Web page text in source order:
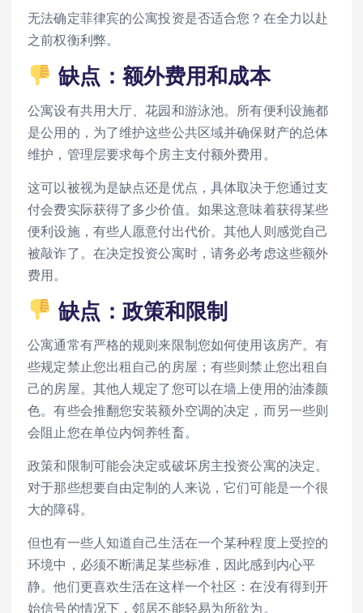
无法确定菲律宾的公寓投资是否适合您？在全力以赴
之前权衡利弊。
缺点：额外费用和成本
公寓设有共用大厅、花园和游泳池。所有便利设施都
是公用的，为了维护这些公共区域并确保财产的总体
维护，管理层要求每个房主支付额外费用。
这可以被视为是缺点还是优点，具体取决于您通过支
付会费实际获得了多少价值。如果这意味着获得某些
便利设施，有些人愿意付出代价。其他人则感觉自己
被敲诈了。在决定投资公寓时，请务必考虑这些额外
费用。
缺点：政策和限制
公寓通常有严格的规则来限制您如何使用该房产。有
些规定禁止您出租自己的房屋；有些则禁止您出租自
己的房屋。其他人规定了您可以在墙上使用的油漆颜
色。有些会推翻您安装额外空调的决定，而另一些则
会阻止您在单位内饲养牲畜。
政策和限制可能会决定或破坏房主投资公寓的决定。
对于那些想要自由定制的人来说，它们可能是一个很
大的障碍。
但也有一些人知道自己生活在一个某种程度上受控的
环境中，必须不断满足某些标准，因此感到内心平
静。他们更喜欢生活在这样一个社区：在没有得到开
始信号的情况下，邻居不能轻易为所欲为。